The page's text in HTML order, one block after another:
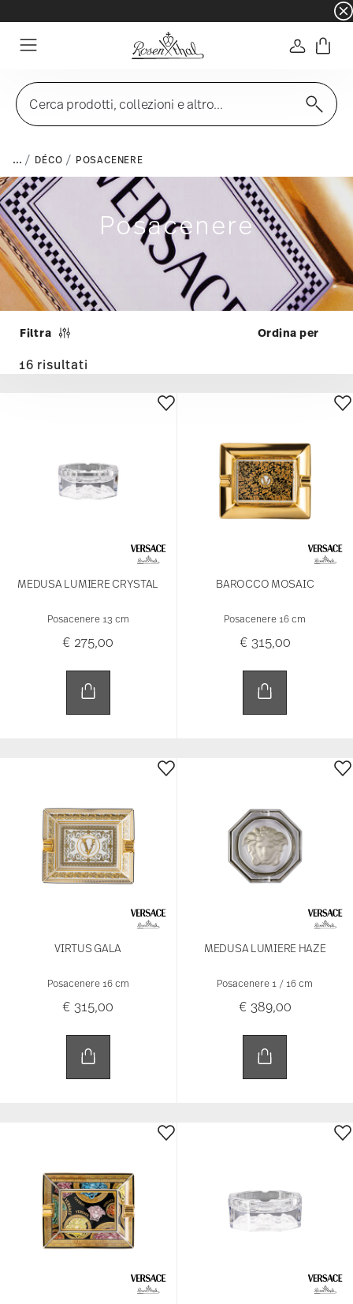
☀️ Summer SALE – Risparmia ancora di più:
Accedi
Cerca prodotti, collezioni e altro...
... DÉCO POSACENERE
Posacenere
Filtra
16 risultati
MEDUSA LUMIERE CRYSTAL
Posacenere 13 cm
€ 275,00
BAROCCO MOSAIC
Posacenere 16 cm
€ 315,00
VIRTUS GALA
Posacenere 16 cm
€ 315,00
MEDUSA LUMIERE HAZE
Posacenere 1 / 16 cm
€ 389,00